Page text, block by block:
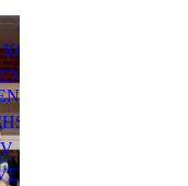
& MEHR
(MTV H
JSG OSTELAND)
- MTV-SPIELE LIVE